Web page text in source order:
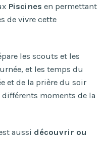
Piscines en permettant
de vivre cette
les scouts et les
et les temps du
et de la prière du soir
différents moments de la
aussi découvrir ou